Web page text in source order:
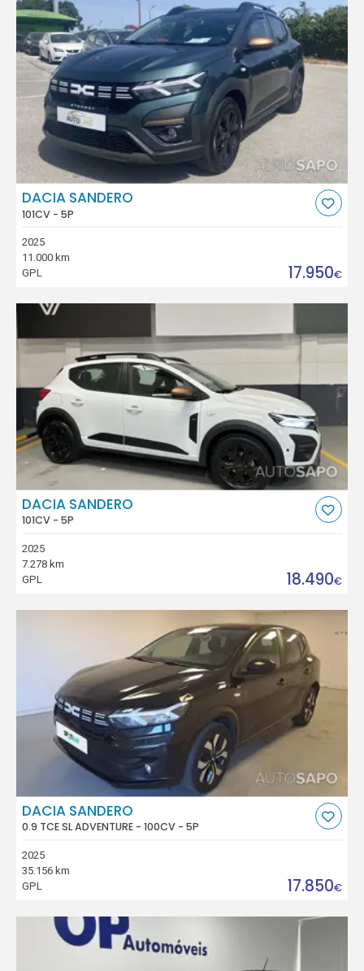
DACIA SANDERO
101CV - 5P
2025
11.000 km
GPL
17.950€
DACIA SANDERO
101CV - 5P
2025
7.278 km
GPL
18.490€
DACIA SANDERO
0.9 TCE SL ADVENTURE - 100CV - 5P
2025
35.156 km
GPL
17.850€